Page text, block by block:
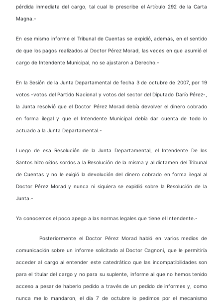
pérdida inmediata del cargo, tal cual lo prescribe el Artículo 292 de la Carta
Magna.-
En ese mismo informe el Tribunal de Cuentas se expidió, además, en el sentido
de que los pagos realizados al Doctor Pérez Morad, las veces en que asumió el
cargo de Intendente Municipal, no se ajustaron a Derecho.-
En la Sesión de la Junta Departamental de fecha 3 de octubre de 2007, por 19
votos -votos del Partido Nacional y votos del sector del Diputado Darío Pérez-,
la Junta resolvió que el Doctor Pérez Morad debía devolver el dinero cobrado
en forma ilegal y que el Intendente Municipal debía dar cuenta de todo lo
actuado a la Junta Departamental.-
Luego de esa Resolución de la Junta Departamental, el Intendente De los
Santos hizo oídos sordos a la Resolución de la misma y al dictamen del Tribunal
de Cuentas y no le exigió la devolución del dinero cobrado en forma ilegal al
Doctor Pérez Morad y nunca ni siquiera se expidió sobre la Resolución de la
Junta.-
Ya conocemos el poco apego a las normas legales que tiene el Intendente.-
Posteriormente el Doctor Pérez Morad habló en varios medios de
comunicación sobre un informe solicitado al Doctor Cagnoni, que le permitiría
acceder al cargo al entender este catedrático que las incompatibilidades son
para el titular del cargo y no para su suplente, informe al que no hemos tenido
acceso a pesar de haberlo pedido a través de un pedido de informes y, como
nunca me lo mandaron, el día 7 de octubre lo pedimos por el mecanismo